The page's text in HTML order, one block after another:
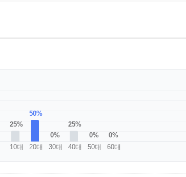
25%
10대
50%
20대
0%
30대
25%
40대
0%
50대
0%
60대